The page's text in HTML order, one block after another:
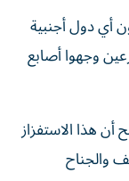
أي دول أجنبية
وجهوا أصابع
أن هذا الاستفزاز
والجناح